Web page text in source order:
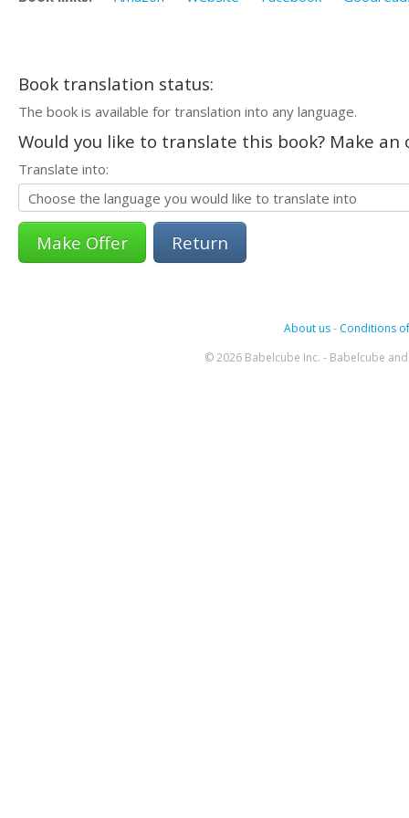
Book translation status:
The book is available for translation into any language.
Would you like to translate this book? Make
Translate into:
Return
About us- Conditions
© 2026 Babelcube Inc. - Babelcube